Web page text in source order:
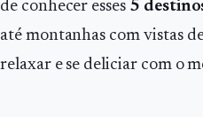
de conhecer esses 5
até montanhas com vistas
relaxar e se deliciar com o